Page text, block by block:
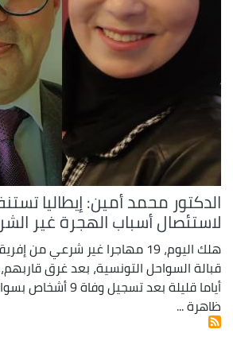
الدكتور محمد أمين: إيطاليا
لاستئصال أسباب الهجرة غير
هلك اليوم، 19 مهاجرا غير شرعي من
قبالة السواحل التونسية، بعد غرق
أياما قليلة بعد
ظاهرة ...